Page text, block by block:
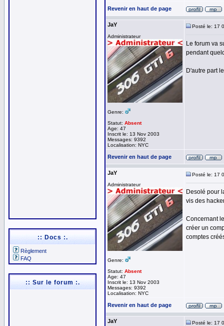
:: Docs :.
Règlement
FAQ
:: Sur le forum :.
Revenir en haut de page
JaY
Administrateur
Genre:
Statut: Absent
Age: 47
Inscrit le: 13 Nov 2003
Messages: 9392
Localisation: NYC
Posté le: 17
Le forum va
pendant
D'autre part
Revenir en haut de page
JaY
Administrateur
Genre:
Statut: Absent
Age: 47
Inscrit le: 13 Nov 2003
Messages: 9392
Localisation: NYC
Posté le: 17
Desolé pour
vis des
Concernant
créer un
comptes
Revenir en haut de page
JaY Posté le: 17